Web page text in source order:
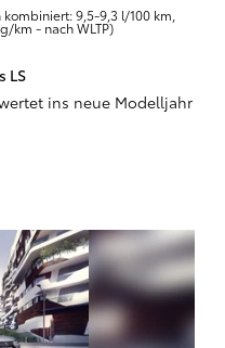
9,5-9,3 l/100 km,
km - nach WLTP)
LS
ins neue Modelljahr